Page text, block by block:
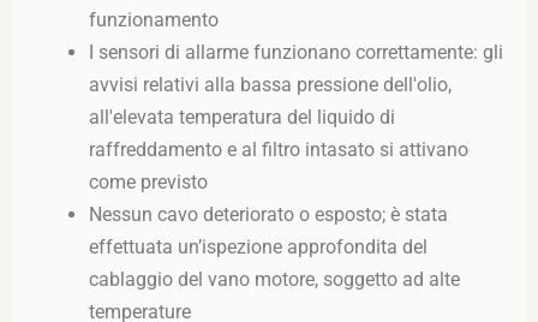
funzionamento
I sensori di allarme funzionano correttamente: gli
avvisi relativi alla bassa pressione dell'olio,
all'elevata temperatura del liquido di
raffreddamento e al filtro intasato si attivano
come previsto
Nessun cavo deteriorato o esposto; è stata
effettuata un’ispezione approfondita del
cablaggio del vano motore, soggetto ad alte
temperature